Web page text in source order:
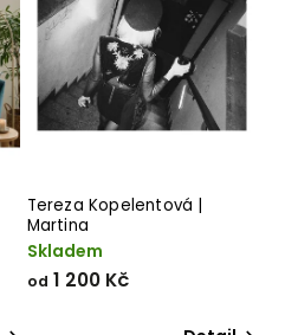
Tereza Kopelentová |
Martina
Skladem
od 1 200 Kč